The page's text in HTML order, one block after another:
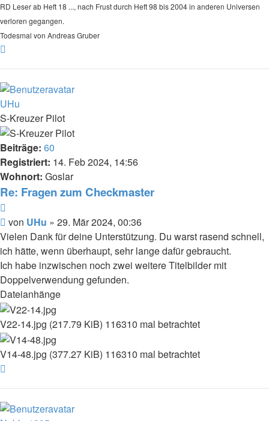
RD Leser ab Heft 18 ..., nach Frust durch Heft 98 bis 2004 in anderen Universen
verloren gegangen.
Todesmal von Andreas Gruber
UHu
S-Kreuzer Pilot
Beiträge: 60
Registriert: 14. Feb 2024, 14:56
Wohnort: Goslar
Re: Fragen zum Checkmaster
Beitrag
von UHu » 29. Mär 2024, 00:36
Vielen Dank für deine Unterstützung. Du warst rasend schnell,
ich hätte, wenn überhaupt, sehr lange dafür gebraucht.
Ich habe inzwischen noch zwei weitere Titelbilder mit
Doppelverwendung gefunden.
Dateianhänge
V22-14.jpg (217.79 KiB) 116310 mal betrachtet
V14-48.jpg (377.27 KiB) 116310 mal betrachtet